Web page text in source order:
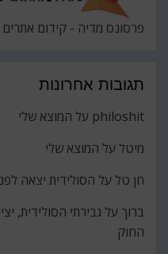
פרסונס מדיה - קידום אתרים
תגובות אחרונות
philoshit על המוצא שלי
מיטל על המוצא שלי
חן טל על הסולידית יצאה לפנסיה
ברוך על גבירתי הסולידית,
החוק